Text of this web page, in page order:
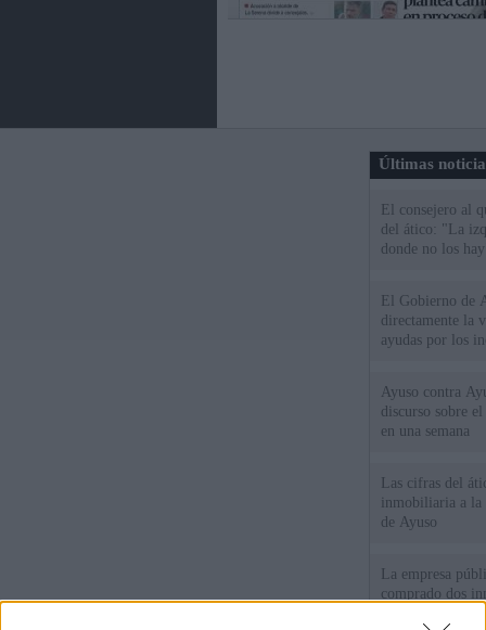
Últimas
El consejero al
del ático: "La
donde no los
El Gobierno de
directamente la
ayudas por los
Ayuso contra
discurso sobre
en una semana
Las cifras del
inmobiliaria a la
de Ayuso
La empresa
comprado dos